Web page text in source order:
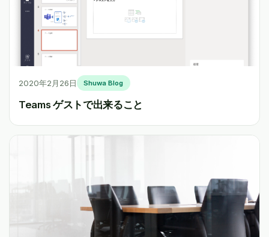
2020年2月26日 Shuwa Blog
Teams ゲストで出来ること